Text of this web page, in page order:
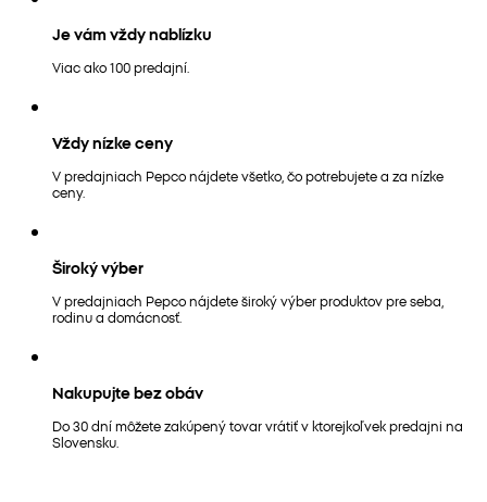
Je vám vždy nablízku
Viac ako 100 predajní.
Vždy nízke ceny
V predajniach Pepco nájdete všetko, čo potrebujete a za nízke
ceny.
Široký výber
V predajniach Pepco nájdete široký výber produktov pre seba,
rodinu a domácnosť.
Nakupujte bez obáv
Do 30 dní môžete zakúpený tovar vrátiť v ktorejkoľvek predajni na
Slovensku.